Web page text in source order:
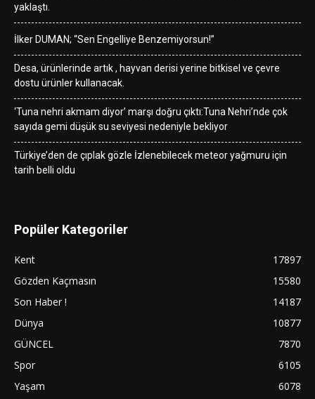
yaklaştı.
İlker DUMAN; “Sen Engelliye Benzemiyorsun!”
Desa, ürünlerinde artık , hayvan derisi yerine bitkisel ve çevre
dostu ürünler kullanacak.
‘Tuna nehri akmam diyor’ marşı doğru çıktı:Tuna Nehri’nde çok
sayıda gemi düşük su seviyesi nedeniyle bekliyor
Türkiye’den de çıplak gözle İzlenebilecek meteor yağmuru için
tarih belli oldu
Popüler Kategoriler
Kent
17897
Gözden Kaçmasın
15580
Son Haber !
14187
Dünya
10877
GÜNCEL
7870
Spor
6105
Yaşam
6078